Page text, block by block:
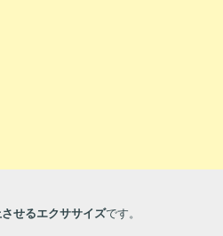
せるエクササイズです。